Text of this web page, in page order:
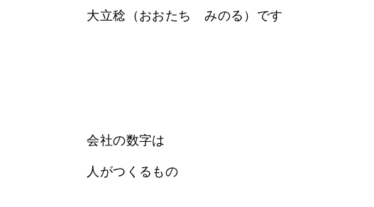
大立稔（おおたち みのる）です
会社の数字は
人がつくるもの